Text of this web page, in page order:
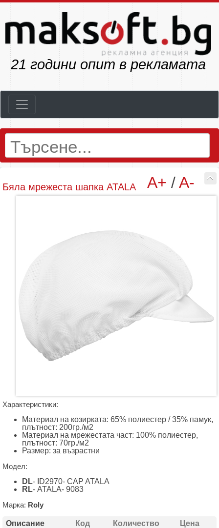
23 години опит в рекламата
A+ /A-
Бяла мрежеста шапка ATALA
Характеристики:
Материал на козирката: 65% полиестер / 35% памук,
плътност: 200гр./м2
Материал на мрежестата част: 100% полиестер,
плътност: 70гр./м2
Размер: за възрастни
Модел:
DL- ID2970- CAP ATALA
RL- ATALA- 9083
Марка: Roly
Описание Код Количество
Цена